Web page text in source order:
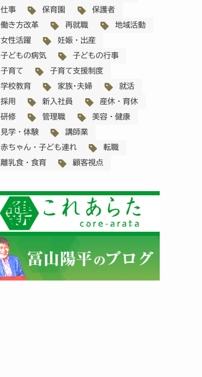
仕事
保育園
保護者
働き方改革
再就職
地域活動
女性活躍
妊娠・出産
子どもの病気
子どもの行事
子育て
子育て支援制度
学校教育
家族･夫婦
就活
採用
新入社員
産休・育休
研修
管理職
美容・健康
見学・体験
講師業
赤ちゃん・子ども連れ
転職
離乳食・食育
顧客視点